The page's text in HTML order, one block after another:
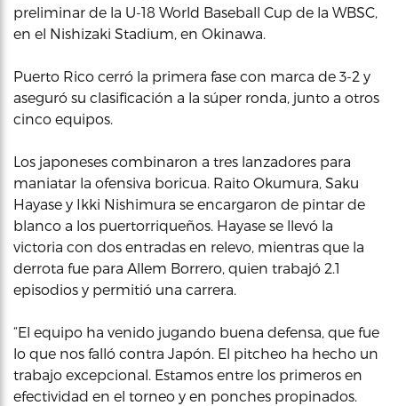
preliminar de la U-18 World Baseball Cup de la WBSC,
en el Nishizaki Stadium, en Okinawa.
Puerto Rico cerró la primera fase con marca de 3-2 y
aseguró su clasificación a la súper ronda, junto a otros
cinco equipos.
Los japoneses combinaron a tres lanzadores para
maniatar la ofensiva boricua. Raito Okumura, Saku
Hayase y Ikki Nishimura se encargaron de pintar de
blanco a los puertorriqueños. Hayase se llevó la
victoria con dos entradas en relevo, mientras que la
derrota fue para Allem Borrero, quien trabajó 2.1
episodios y permitió una carrera.
“El equipo ha venido jugando buena defensa, que fue
lo que nos falló contra Japón. El pitcheo ha hecho un
trabajo excepcional. Estamos entre los primeros en
efectividad en el torneo y en ponches propinados.